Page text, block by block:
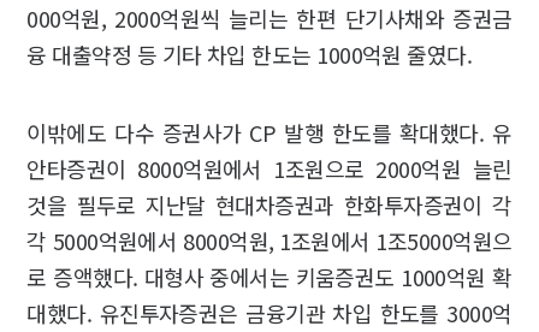
000억원, 2000억원씩 늘리는 한편 단기사채와 증권금
융 대출약정 등 기타 차입 한도는 1000억원 줄였다.
이밖에도 다수 증권사가 CP 발행 한도를 확대했다. 유
안타증권이 8000억원에서 1조원으로 2000억원 늘린
것을 필두로 지난달 현대차증권과 한화투자증권이 각
각 5000억원에서 8000억원, 1조원에서 1조5000억원으
로 증액했다. 대형사 중에서는 키움증권도 1000억원 확
대했다. 유진투자증권은 금융기관 차입 한도를 3000억